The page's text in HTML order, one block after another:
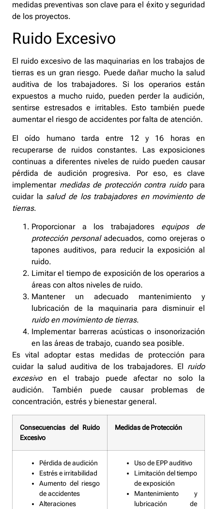
medidas preventivas son clave para el éxito y seguridad
de los proyectos.
Ruido Excesivo
El ruido excesivo de las maquinarias en los trabajos de
tierras es un gran riesgo. Puede dañar mucho la salud
auditiva de los trabajadores. Si los operarios están
expuestos a mucho ruido, pueden perder la audición,
sentirse estresados e irritables. Esto también puede
aumentar el riesgo de accidentes por falta de atención.
El oído humano tarda entre 12 y 16 horas en
recuperarse de ruidos constantes. Las exposiciones
continuas a diferentes niveles de ruido pueden causar
pérdida de audición progresiva. Por eso, es clave
implementar medidas de protección contra ruidopara
cuidar la salud de los trabajadores en movimiento de
tierras.
Proporcionar a los trabajadores equipos de
protección personaladecuados, como orejeras o
tapones auditivos, para reducir la exposición al
ruido.
Limitar el tiempo de exposición de los operarios a
áreas con altos niveles de ruido.
Mantener un adecuado mantenimiento y
lubricación de la maquinaria para disminuir el
ruido en movimiento de tierras.
Implementar barreras acústicas o insonorización
en las áreas de trabajo, cuando sea posible.
Es vital adoptar estas medidas de protección para
cuidar la salud auditiva de los trabajadores. El ruido
excesivoen el trabajo puede afectar no solo la
audición. También puede causar problemas de
concentración, estrés y bienestar general.
Consecuencias del Ruido
Excesivo
Medidas de Protección
Pérdida de audición
Estrés e irritabilidad
Aumento del riesgo
de accidentes
Alteraciones
Uso de EPP auditivo
Limitación del tiempo
de exposición
Mantenimiento y
lubricación de